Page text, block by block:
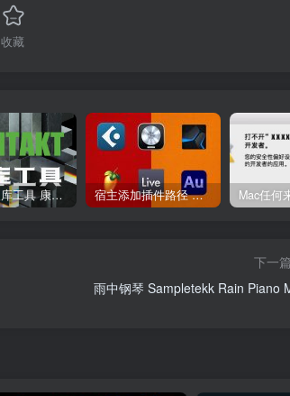
收藏
Kontakt入库工具 康泰克入库教程 宿主添加插件路径 插件路径设置 VSTPlugins路径
下一
雨中钢琴 Sampletekk Rain Piano